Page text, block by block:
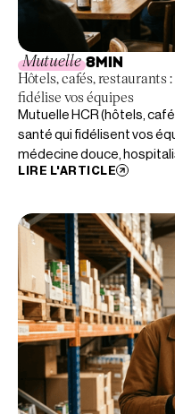
Mutuelle 8MIN
Hôtels, cafés, restaurants
fidélise vos équipes
Mutuelle HCR (hôtels,
santé qui fidélisent vos
médecine douce,
LIRE L'ARTICLE